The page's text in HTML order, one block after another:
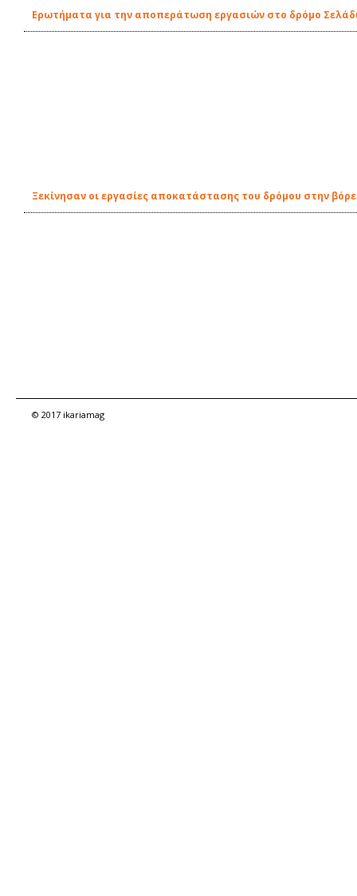
Ερωτήματα για την αποπεράτωση εργασιών στο δρόμο
Ξεκίνησαν οι εργασίες αποκατάστασης του δρόμου στην
© 2017 ikariamag